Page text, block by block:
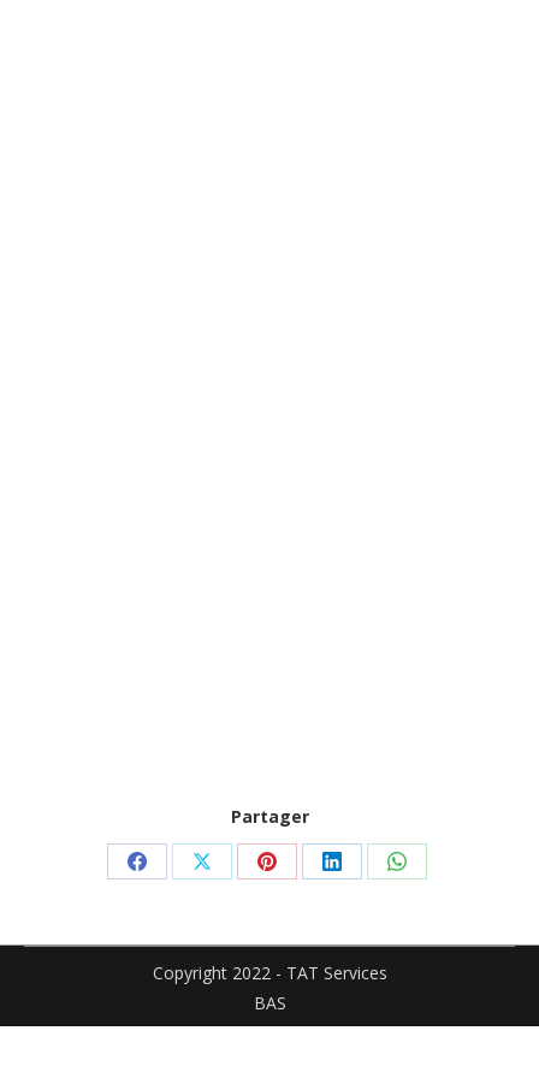
Partager
Partager
Facebook
Partager
X
Partager
Pinterest
Partager
LinkedIn
Partager
WhatsApp
Copyright 2022 - TAT Services
BAS